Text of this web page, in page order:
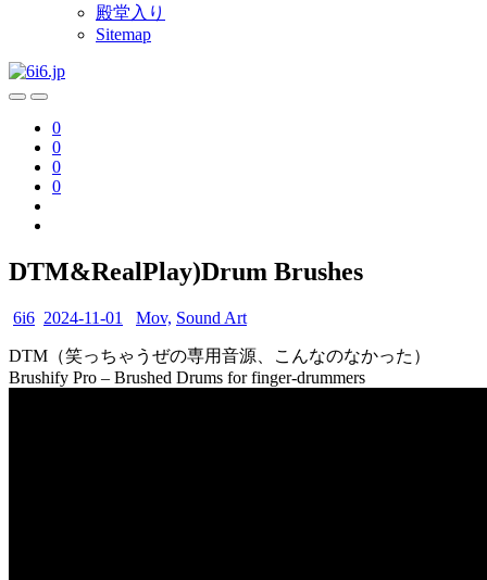
殿堂入り
Sitemap
0
0
0
0
DTM&RealPlay)Drum Brushes
6i6 2024-11-01 Mov, Sound Art
DTM（笑っちゃうぜの専用音源、こんなのなかった）
Brushify Pro – Brushed Drums for finger-drummers